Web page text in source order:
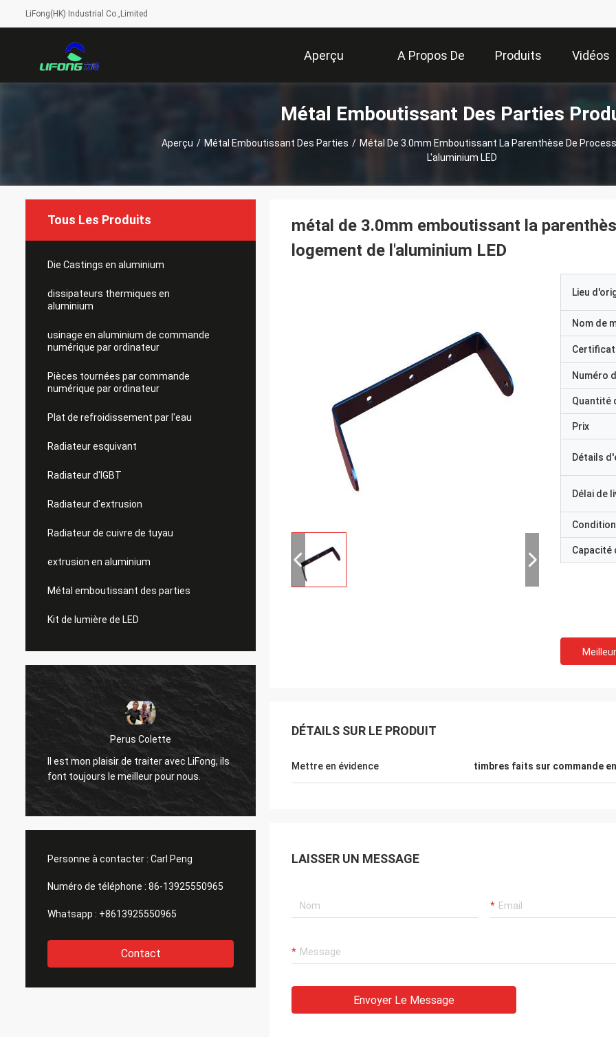
LiFong(HK) Industrial Co.,Limited
Aperçu A Propos De
Nous
Produits Vidéos
Métal Emboutissant Des Parties
Aperçu / Métal Emboutissant Des Parties / Métal De 3.0mm Emboutissant La Parenthèse De
L'aluminium LED
Tous Les Produits
Die Castings en aluminium
dissipateurs thermiques en
aluminium
usinage en aluminium de commande
numérique par ordinateur
Pièces tournées par commande
numérique par ordinateur
Plat de refroidissement par l'eau
Radiateur esquivant
Radiateur d'IGBT
Radiateur d'extrusion
Radiateur de cuivre de tuyau
extrusion en aluminium
Métal emboutissant des parties
Kit de lumière de LED
Perus Colette
Il est mon plaisir de traiter avec LiFong, ils
font toujours le meilleur pour nous.
Robin Seifert
LiFong. Ils prennent en compte vraiment
notre intérêt.
C'est vrai nous ont
Personne à contacter : Carl Peng
Numéro de téléphone : 86-13925550965
Whatsapp : +8613925550965
Contact
métal de 3.0mm emboutissant la
logement de l'aluminium LED
Lieu
Nom de
Numéro
Quantité
Prix
Détails
Délai de
Capacité
DÉTAILS SUR LE PRODUIT
Mettre en évidence timbres faits sur commande en
LAISSER UN MESSAGE
Envoyer Le Message